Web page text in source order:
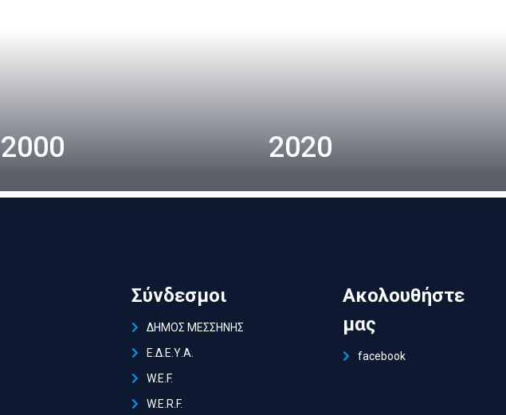
2000 2020
Σύνδεσμοι
ΔΗΜΟΣ ΜΕΣΣΗΝΗΣ
Ε.Δ.Ε.Υ.Α.
W.E.F.
W.E.R.F.
Ακολουθήστε
μας
facebook